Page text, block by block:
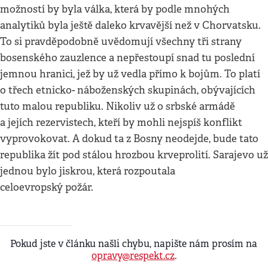
možností by byla válka, která by podle mnohých
analytiků byla ještě daleko krvavější než v Chorvatsku.
To si pravděpodobně uvědomují všechny tři strany
bosenského zauzlence a nepřestoupí snad tu poslední
jemnou hranici, jež by už vedla přímo k bojům. To platí
o třech etnicko- náboženských skupinách, obývajících
tuto malou republiku. Nikoliv už o srbské armádě
a jejích rezervistech, kteří by mohli nejspíš konflikt
vyprovokovat. A dokud ta z Bosny neodejde, bude tato
republika žít pod stálou hrozbou krveprolití. Sarajevo už
jednou bylo jiskrou, která rozpoutala
celoevropský požár.
Pokud jste v článku našli chybu, napište nám prosím na
opravy@respekt.cz.